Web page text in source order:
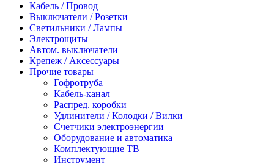
Кабель / Провод
Выключатели / Розетки
Светильники / Лампы
Электрощиты
Автом. выключатели
Крепеж / Аксессуары
Прочие товары
Гофротруба
Кабель-канал
Распред. коробки
Удлинители / Колодки / Вилки
Счетчики электроэнергии
Оборудование и автоматика
Комплектующие ТВ
Инструмент